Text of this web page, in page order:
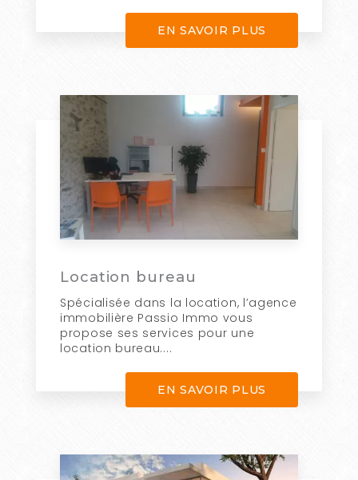
EN SAVOIR PLUS
Location bureau
Spécialisée dans la location, l’agence
immobilière Passio Immo vous
propose ses services pour une
location bureau....
EN SAVOIR PLUS